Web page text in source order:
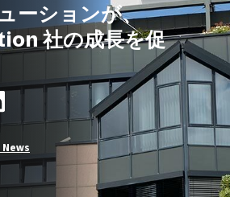
ーションが、
社の成長を促
News